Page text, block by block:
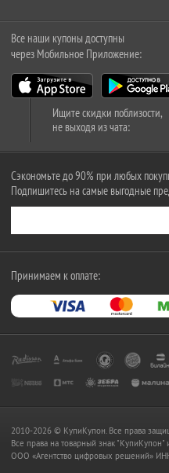
Все наши купоны доступны
через Мобильное Приложение:
Ищите скидки поблизости,
не выходя из чата:
Сэкономьте до 90% при любых
Подпишитесь на самые выгодные
Принимаем к оплате:
2010-2026 © КупиКупон. Все права
Все права на товарный знак
OOO «Агентство цифровых решений»